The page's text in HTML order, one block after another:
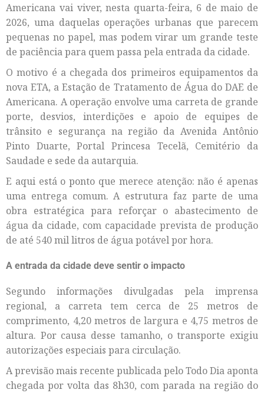
Americana vai viver, nesta quarta-feira, 6 de maio de
2026, uma daquelas operações urbanas que parecem
pequenas no papel, mas podem virar um grande teste
de paciência para quem passa pela entrada da cidade.
O motivo é a chegada dos primeiros equipamentos da
nova ETA, a Estação de Tratamento de Água do DAE de
Americana. A operação envolve uma carreta de grande
porte, desvios, interdições e apoio de equipes de
trânsito e segurança na região da Avenida Antônio
Pinto Duarte, Portal Princesa Tecelã, Cemitério da
Saudade e sede da autarquia.
E aqui está o ponto que merece atenção: não é apenas
uma entrega comum. A estrutura faz parte de uma
obra estratégica para reforçar o abastecimento de
água da cidade, com capacidade prevista de produção
de até 540 mil litros de água potável por hora.
A entrada da cidade deve sentir o impacto
Segundo informações divulgadas pela imprensa
regional, a carreta tem cerca de 25 metros de
comprimento, 4,20 metros de largura e 4,75 metros de
altura. Por causa desse tamanho, o transporte exigiu
autorizações especiais para circulação.
A previsão mais recente publicada pelo Todo Dia aponta
chegada por volta das 8h30, com parada na região do